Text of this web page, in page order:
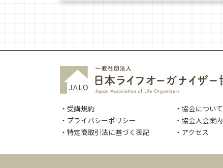
・受講規約 ・協会について
・プライバシーポリシー
・協会入会案内
・特定商取引法に基づく表記
・アクセス